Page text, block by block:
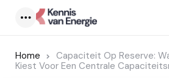
Home
Capaciteit Op Reserve:
Kiest Voor Een Centrale